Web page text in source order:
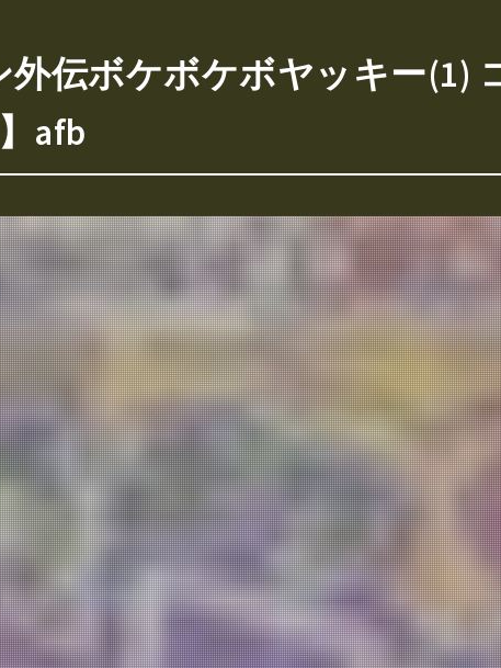
外伝ボケボケボヤッキー(1)
afb